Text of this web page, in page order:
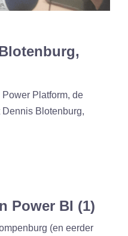
Power Platform, de
Blotenburg,
Power BI (1)
(en eerder